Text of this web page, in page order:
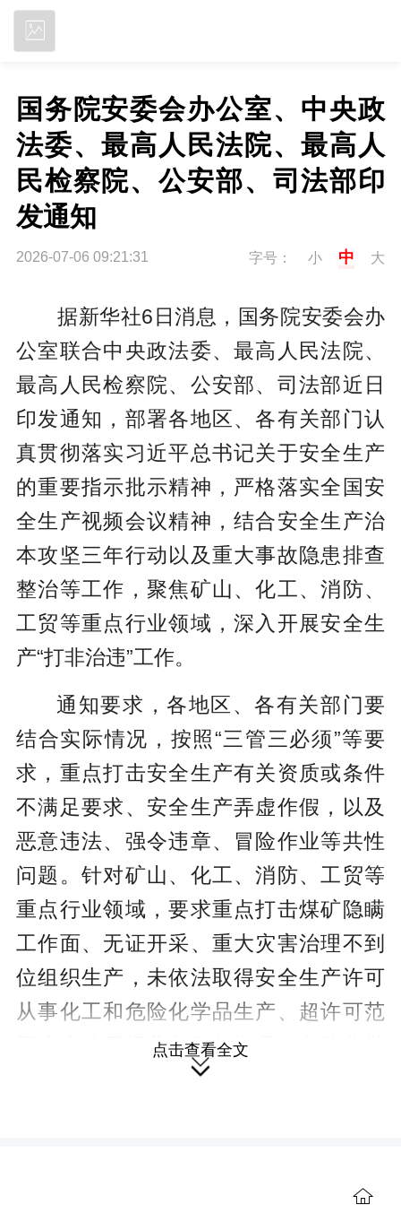
国务院安委会办公室、中央政
法委、最高人民法院、最高人
民检察院、公安部、司法部印
发通知
2026-07-06 09:21:31 字号： 小 中 大
据新华社6日消息，国务院安委会办
公室联合中央政法委、最高人民法院、
最高人民检察院、公安部、司法部近日
印发通知，部署各地区、各有关部门认
真贯彻落实习近平总书记关于安全生产
的重要指示批示精神，严格落实全国安
全生产视频会议精神，结合安全生产治
本攻坚三年行动以及重大事故隐患排查
整治等工作，聚焦矿山、化工、消防、
工贸等重点行业领域，深入开展安全生
产“打非治违”工作。
通知要求，各地区、各有关部门要
结合实际情况，按照“三管三必须”等要
求，重点打击安全生产有关资质或条件
不满足要求、安全生产弄虚作假，以及
恶意违法、强令违章、冒险作业等共性
问题。针对矿山、化工、消防、工贸等
重点行业领域，要求重点打击煤矿隐瞒
工作面、无证开采、重大灾害治理不到
位组织生产，未依法取得安全生产许可
从事化工和危险化学品生产、超许可范
围生产使用经营危险化学品、危险化学
品经营企业违法从事生产经营活动，高
养老机构消防设施缺失损坏、经营性餐
点击查看全文
